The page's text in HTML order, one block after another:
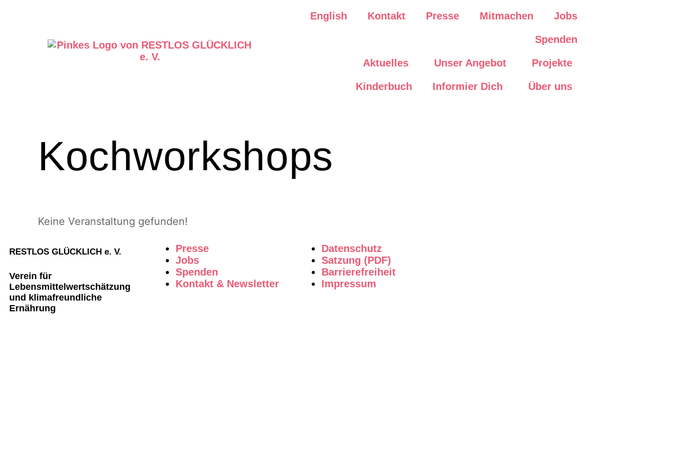
English Kontakt Presse Mitmachen Jobs
Spenden
Aktuelles Unser Angebot Projekte
Kinderbuch Informier Dich Über uns
Kochworkshops
Keine Veranstaltung gefunden!
RESTLOS GLÜCKLICH e. V.
Verein für
Lebensmittelwertschätzung
und klimafreundliche
Ernährung
Presse
Jobs
Spenden
Kontakt & Newsletter
Datenschutz
Satzung (PDF)
Barrierefreiheit
Impressum